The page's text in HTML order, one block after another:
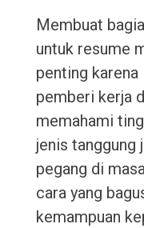
Membuat
untuk resume
penting
pemberi kerja
memahami
jenis tanggung
pegang di
cara yang
kemampuan